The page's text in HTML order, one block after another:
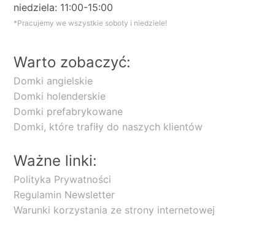
niedziela: 11:00-15:00
*Pracujemy we wszystkie soboty i niedziele!
Warto zobaczyć:
Domki angielskie
Domki holenderskie
Domki prefabrykowane
Domki, które trafiły do naszych klientów
Ważne linki:
Polityka Prywatności
Regulamin Newsletter
Warunki korzystania ze strony internetowej